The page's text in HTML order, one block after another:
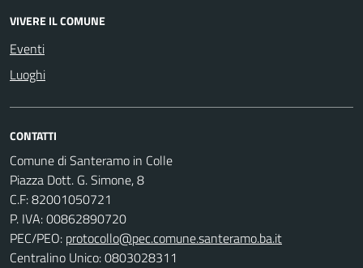
VIVERE IL COMUNE
Eventi
Luoghi
CONTATTI
Comune di Santeramo in Colle
Piazza Dott. G. Simone, 8
C.F:82001050721
P. IVA:00862890720
PEC/PEO: protocollo@pec.comune.santeramo.ba.it
Centralino Unico: 0803028311